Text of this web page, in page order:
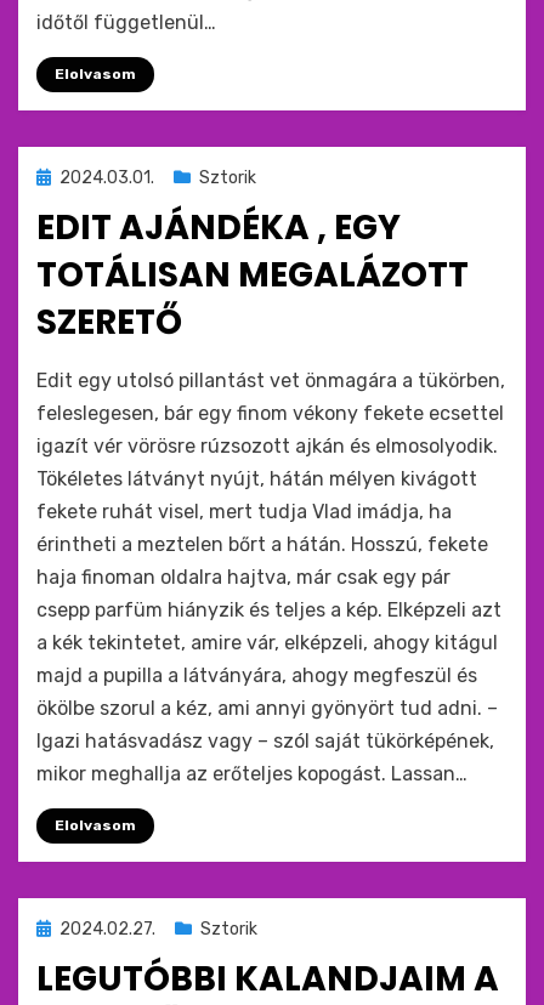
időtől függetlenül…
Elolvasom
Beküldve
2024.03.01. Sztorik
EDIT AJÁNDÉKA , EGY
TOTÁLISAN MEGALÁZOTT
SZERETŐ
by monkey
Edit egy utolsó pillantást vet önmagára a tükörben,
feleslegesen, bár egy finom vékony fekete ecsettel
igazít vér vörösre rúzsozott ajkán és elmosolyodik.
Tökéletes látványt nyújt, hátán mélyen kivágott
fekete ruhát visel, mert tudja Vlad imádja, ha
érintheti a meztelen bőrt a hátán. Hosszú, fekete
haja finoman oldalra hajtva, már csak egy pár
csepp parfüm hiányzik és teljes a kép. Elképzeli azt
a kék tekintetet, amire vár, elképzeli, ahogy kitágul
majd a pupilla a látványára, ahogy megfeszül és
ökölbe szorul a kéz, ami annyi gyönyört tud adni. –
Igazi hatásvadász vagy – szól saját tükörképének,
mikor meghallja az erőteljes kopogást. Lassan…
Elolvasom
Beküldve
2024.02.27. Sztorik
LEGUTÓBBI KALANDJAIM A